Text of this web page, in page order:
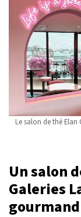
Le salon de thé Elan
Un salon
Galeries
gourmand